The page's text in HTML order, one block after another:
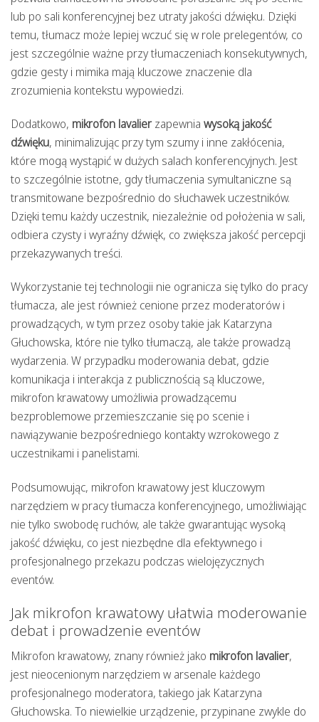
lub po sali konferencyjnej bez utraty jakości dźwięku. Dzięki
temu, tłumacz może lepiej wczuć się w role prelegentów, co
jest szczególnie ważne przy tłumaczeniach konsekutywnych,
gdzie gesty i mimika mają kluczowe znaczenie dla
zrozumienia kontekstu wypowiedzi.
Dodatkowo, mikrofon lavalierzapewnia wysoką jakość
dźwięku, minimalizując przy tym szumy i inne zakłócenia,
które mogą wystąpić w dużych salach konferencyjnych. Jest
to szczególnie istotne, gdy tłumaczenia symultaniczne są
transmitowane bezpośrednio do słuchawek uczestników.
Dzięki temu każdy uczestnik, niezależnie od położenia w sali,
odbiera czysty i wyraźny dźwięk, co zwiększa jakość percepcji
przekazywanych treści.
Wykorzystanie tej technologii nie ogranicza się tylko do pracy
tłumacza, ale jest również cenione przez moderatorów i
prowadzących, w tym przez osoby takie jak Katarzyna
Głuchowska, które nie tylko tłumaczą, ale także prowadzą
wydarzenia. W przypadku moderowania debat, gdzie
komunikacja i interakcja z publicznością są kluczowe,
mikrofon krawatowy umożliwia prowadzącemu
bezproblemowe przemieszczanie się po scenie i
nawiązywanie bezpośredniego kontakty wzrokowego z
uczestnikami i panelistami.
Podsumowując, mikrofon krawatowy jest kluczowym
narzędziem w pracy tłumacza konferencyjnego, umożliwiając
nie tylko swobodę ruchów, ale także gwarantując wysoką
jakość dźwięku, co jest niezbędne dla efektywnego i
profesjonalnego przekazu podczas wielojęzycznych
eventów.
Jak mikrofon krawatowy ułatwia moderowanie
debat i prowadzenie eventów
Mikrofon krawatowy, znany również jako mikrofon lavalier,
jest nieocenionym narzędziem w arsenale każdego
profesjonalnego moderatora, takiego jak Katarzyna
Głuchowska. To niewielkie urządzenie, przypinane zwykle do